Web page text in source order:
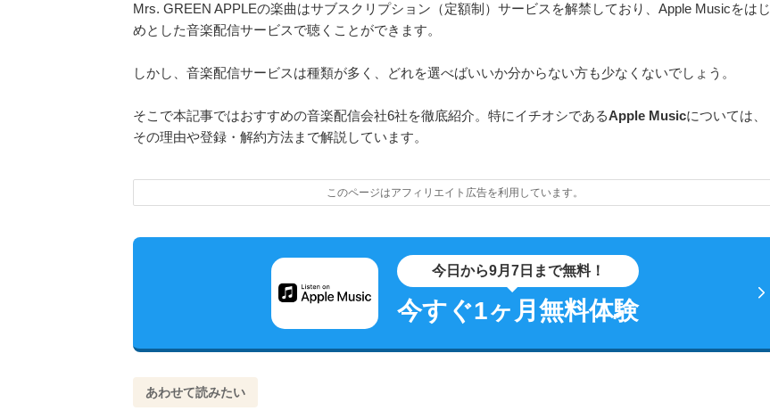
Mrs. GREEN APPLEの楽曲はサブスクリプション（定額制）サービスを解禁しており、Apple Musicをはじ
めとした音楽配信サービスで聴くことができます。
しかし、音楽配信サービスは種類が多く、どれを選べばいいか分からない方も少なくないでしょう。
そこで本記事ではおすすめの音楽配信会社6社を徹底紹介。特にイチオシであるApple Musicについては、
その理由や登録・解約方法まで解説しています。
このページはアフィリエイト広告を利用しています。
今日から9月7日まで無料！
今すぐ1ヶ月無料体験
あわせて読みたい